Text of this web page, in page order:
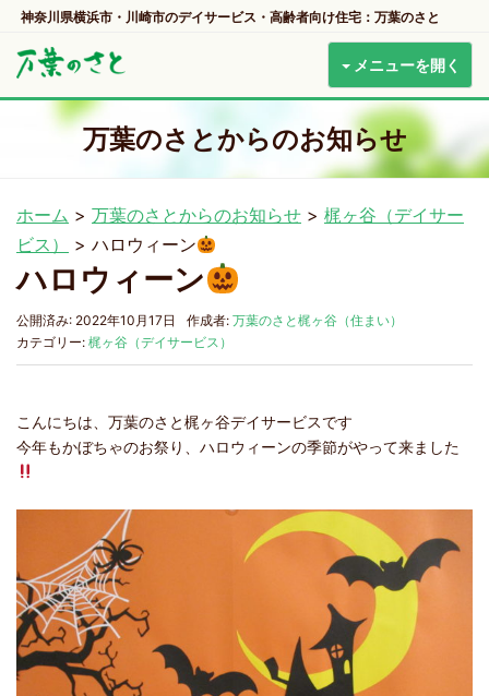
神奈川県横浜市・川崎市のデイサービス・高齢者向け住宅：万葉のさと
メニューを開く
万葉のさとからのお知らせ
ホーム > 万葉のさとからのお知らせ > 梶ヶ谷（デイサー
ビス）
> ハロウィーン
ハロウィーン
公開済み: 2022年10月17日 作成者: 万葉のさと梶ヶ谷（住まい）
カテゴリー: 梶ヶ谷（デイサービス）
こんにちは、万葉のさと梶ヶ谷デイサービスです
今年もかぼちゃのお祭り、ハロウィーンの季節がやって来ました